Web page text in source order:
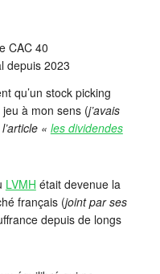
depuis 2023
qu’un stock picking
à mon sens (j’avais
« les dividendes
LVMH était devenue la
français (joint par ses
depuis de longs